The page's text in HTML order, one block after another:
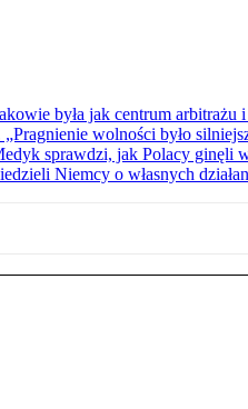
była jak centrum arbitrażu
wolności było
sprawdzi, jak Polacy ginęli
Niemcy o własnych